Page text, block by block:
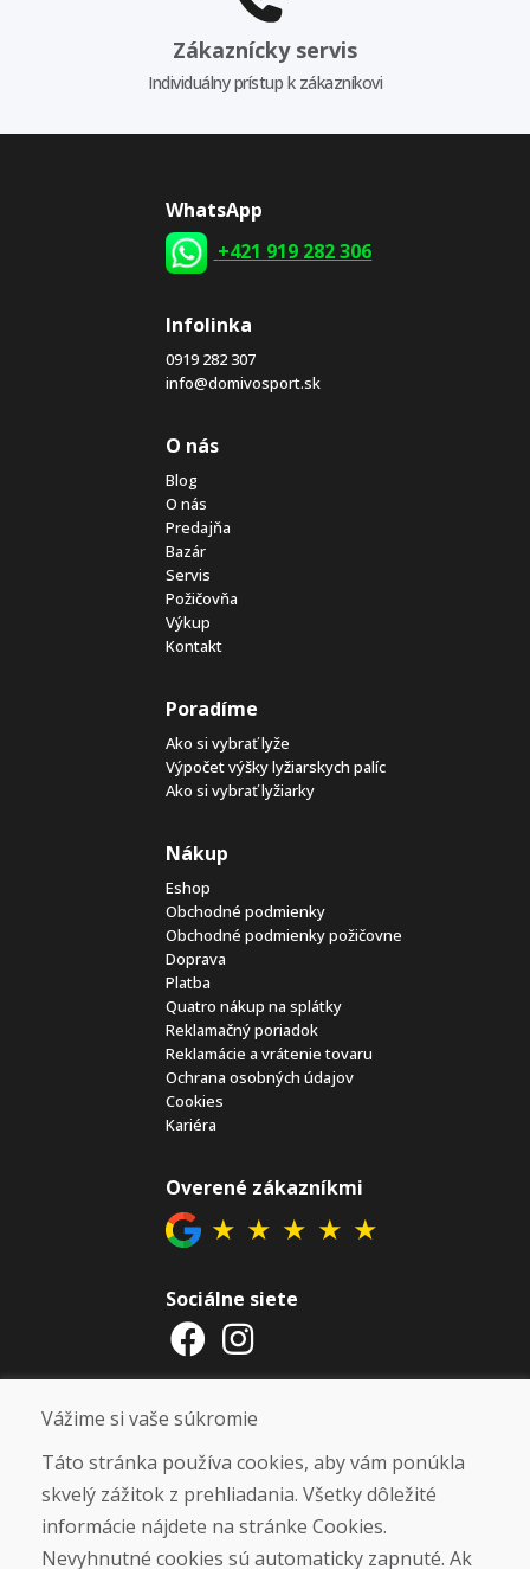
Zákaznícky servis
Individuálny prístup k zákazníkovi
WhatsApp
+421 919 282 306
Infolinka
0919 282 307
info@domivosport.sk
O nás
Blog
O nás
Predajňa
Bazár
Servis
Požičovňa
Výkup
Kontakt
Poradíme
Ako si vybrať lyže
Výpočet výšky lyžiarskych palíc
Ako si vybrať lyžiarky
Nákup
Eshop
Obchodné podmienky
Obchodné podmienky požičovne
Doprava
Platba
Quatro nákup na splátky
Reklamačný poriadok
Reklamácie a vrátenie tovaru
Ochrana osobných údajov
Cookies
Kariéra
Overené zákazníkmi
★ ★ ★ ★ ★
Sociálne siete
Otváracie hodiny
UKONČENÁ. ĎAKUJEME VÁM ZA
PRIAZEŇ A TEŠÍME SA NA VÁS OPÄŤ
OD 14. 9. 2026.
Vážime si vaše súkromie
Táto stránka používa cookies, aby vám ponúkla
skvelý zážitok z prehliadania. Všetky dôležité
informácie nájdete na stránke Cookies.
Nevyhnutné cookies sú automaticky zapnuté. Ak